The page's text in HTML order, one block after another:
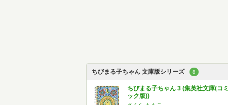
ちびまる子ちゃん 文庫版シリーズ 8
ちびまる子ちゃん 3 (集英社文庫(コミ
ック版))